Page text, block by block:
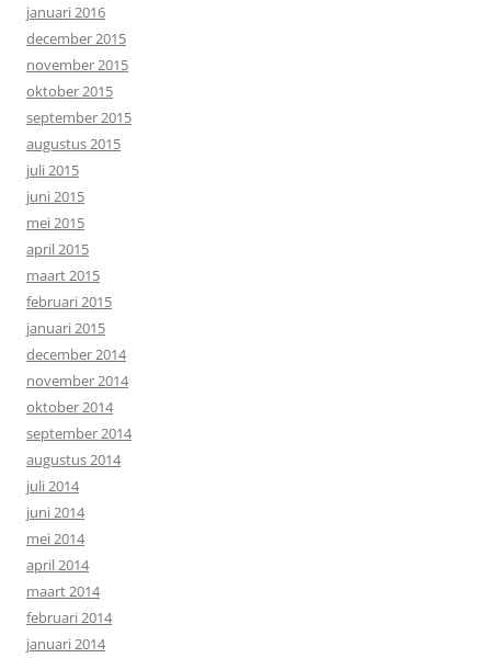
januari 2016
december 2015
november 2015
oktober 2015
september 2015
augustus 2015
juli 2015
juni 2015
mei 2015
april 2015
maart 2015
februari 2015
januari 2015
december 2014
november 2014
oktober 2014
september 2014
augustus 2014
juli 2014
juni 2014
mei 2014
april 2014
maart 2014
februari 2014
januari 2014